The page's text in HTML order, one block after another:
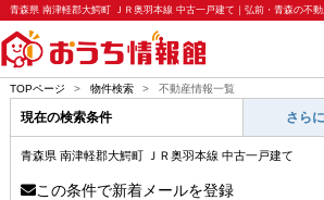
青森県 南津軽郡大鰐町 ＪＲ奥羽本線 中古一戸建て｜弘前・青森の不
TOPページ > 物件検索 > 不動産情報一覧
現在の検索条件 さら
青森県 南津軽郡大鰐町 ＪＲ奥羽本線 中古一戸建て
この条件で新着メールを登録